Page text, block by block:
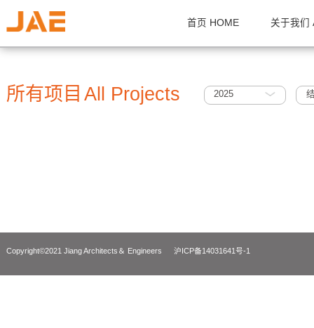
首页 HOME 关
所有项目 All Projects 2025
Copyright©2021 Jiang Architects＆ Engineers 沪ICP备14031641号-1